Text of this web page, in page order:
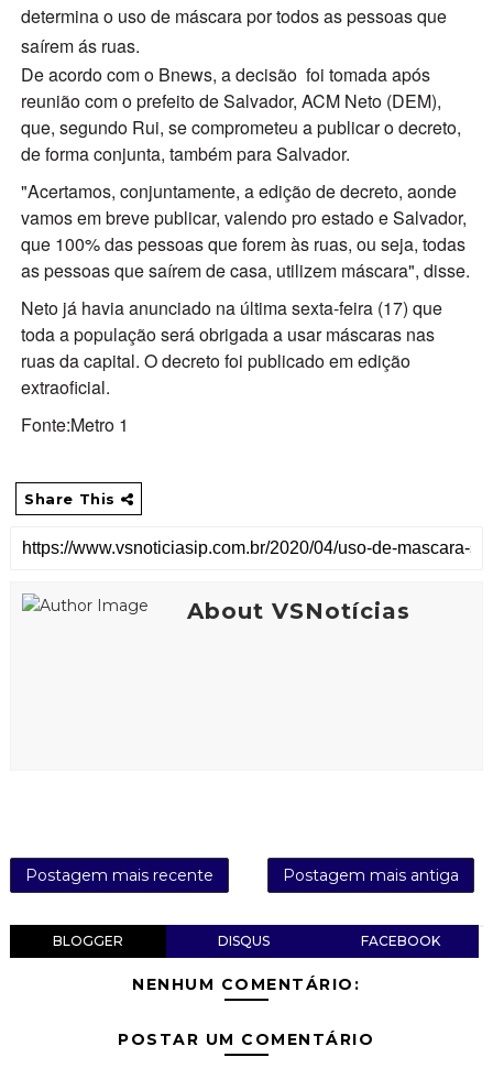
determina o uso de máscara por todos as pessoas que
saírem ás ruas.
De acordo com o Bnews, a decisão foi tomada após
reunião com o prefeito de Salvador, ACM Neto (DEM),
que, segundo Rui, se comprometeu a publicar o decreto,
de forma conjunta, também para Salvador.
"Acertamos, conjuntamente, a edição de decreto, aonde
vamos em breve publicar, valendo pro estado e Salvador,
que 100% das pessoas que forem às ruas, ou seja, todas
as pessoas que saírem de casa, utilizem máscara", disse.
Neto já havia anunciado na última sexta-feira (17) que
toda a população será obrigada a usar máscaras nas
ruas da capital. O decreto foi publicado em edição
extraoficial.
Fonte:Metro 1
Share This
About VSNotícias
Postagem mais recente Postagem mais antiga
BLOGGER DISQUS FACEBOOK
NENHUM COMENTÁRIO:
POSTAR UM COMENTÁRIO